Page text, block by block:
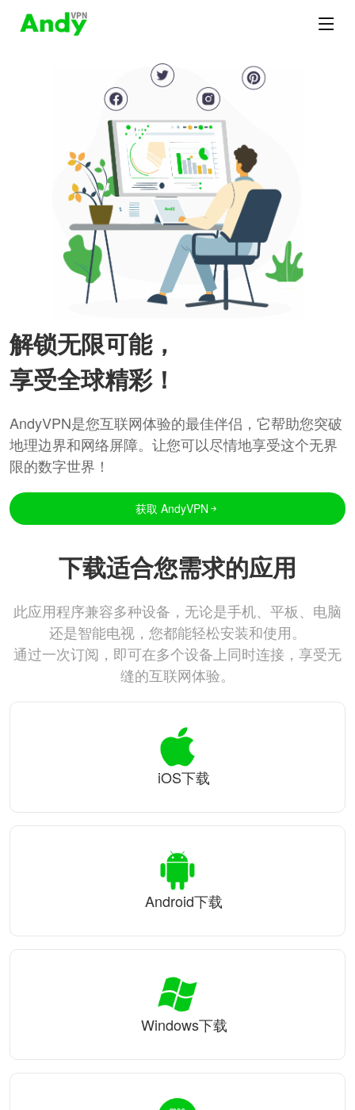
解锁无限可能，
享受全球精彩！
AndyVPN是您互联网体验的最佳伴侣，它帮助您突破
地理边界和网络屏障。让您可以尽情地享受这个无界
限的数字世界！
获取 AndyVPN
下载适合您需求的应用
此应用程序兼容多种设备，无论是手机、平板、电脑
还是智能电视，您都能轻松安装和使用。
通过一次订阅，即可在多个设备上同时连接，享受无
缝的互联网体验。
iOS下载
Android下载
Windows下载